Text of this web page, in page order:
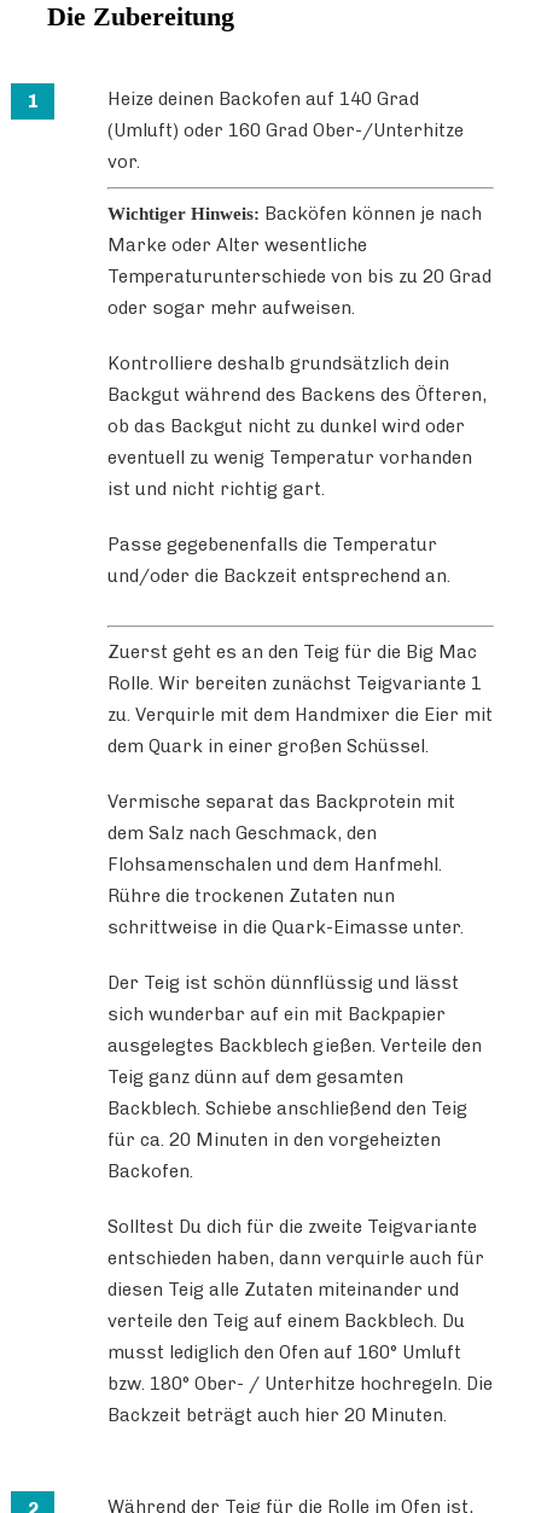
Die Zubereitung
Heize deinen Backofen auf 140 Grad
(Umluft) oder 160 Grad Ober-/Unterhitze
vor.
Wichtiger Hinweis: Backöfen können je nach
Marke oder Alter wesentliche
Temperaturunterschiede von bis zu 20 Grad
oder sogar mehr aufweisen.
Kontrolliere deshalb grundsätzlich dein
Backgut während des Backens des Öfteren,
ob das Backgut nicht zu dunkel wird oder
eventuell zu wenig Temperatur vorhanden
ist und nicht richtig gart.
Passe gegebenenfalls die Temperatur
und/oder die Backzeit entsprechend an.
Zuerst geht es an den Teig für die Big Mac
Rolle. Wir bereiten zunächst Teigvariante 1
zu. Verquirle mit dem Handmixer die Eier mit
dem Quark in einer großen Schüssel.
Vermische separat das Backprotein mit
dem Salz nach Geschmack, den
Flohsamenschalen und dem Hanfmehl.
Rühre die trockenen Zutaten nun
schrittweise in die Quark-Eimasse unter.
Der Teig ist schön dünnflüssig und lässt
sich wunderbar auf ein mit Backpapier
ausgelegtes Backblech gießen. Verteile den
Teig ganz dünn auf dem gesamten
Backblech. Schiebe anschließend den Teig
für ca. 20 Minuten in den vorgeheizten
Backofen.
Solltest Du dich für die zweite Teigvariante
entschieden haben, dann verquirle auch für
diesen Teig alle Zutaten miteinander und
verteile den Teig auf einem Backblech. Du
musst lediglich den Ofen auf 160° Umluft
bzw. 180° Ober- / Unterhitze hochregeln. Die
Backzeit beträgt auch hier 20 Minuten.
Während der Teig für die Rolle im Ofen ist,